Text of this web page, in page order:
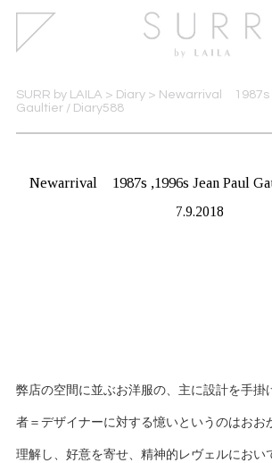
SURR by LAILA > Diary> Newarrival 1987s
Gaultier / Diary588
Newarrival 1987s ,1996s Jean Paul
7.9.2018
弊店の空間に並ぶお洋服の、主に設計を手掛
者＝デザイナーに対する憶いというのはおお
理解し、好意を寄せ、精神的レヴェルにお